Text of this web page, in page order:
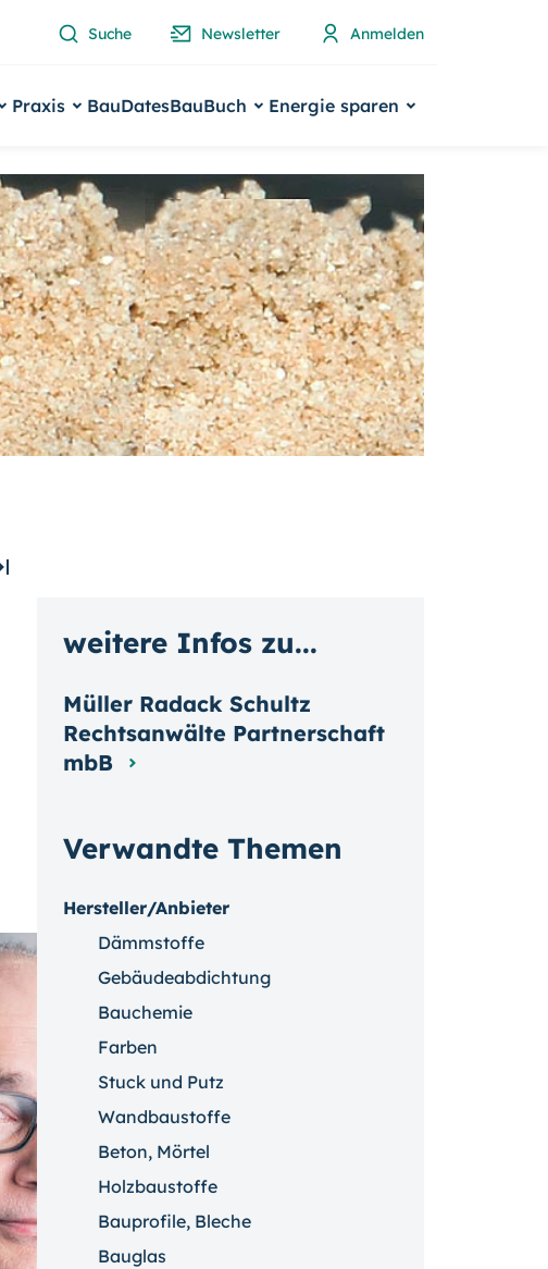
Suche Newsletter Anmelden
Praxis BauDatesBauBuch Energie sparen
Verwandte Themen
Hersteller/Anbieter
Dämmstoffe
Gebäudeabdichtung
Bauchemie
Farben
Stuck und Putz
Wandbaustoffe
Beton, Mörtel
Holzbaustoffe
Bauprofile, Bleche
Bauglas
weitere Infos zu...
Müller Radack Schultz
Rechtsanwälte Partnerschaft
mbB